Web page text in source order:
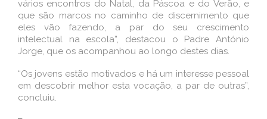
vários encontros do Natal, da Páscoa e do Verão, e
que são marcos no caminho de discernimento que
eles vão fazendo, a par do seu crescimento
intelectual na escola”, destacou o Padre António
Jorge, que os acompanhou ao longo destes dias.
“Os jovens estão motivados e há um interesse pessoal
em descobrir melhor esta vocação, a par de outras”,
concluiu.